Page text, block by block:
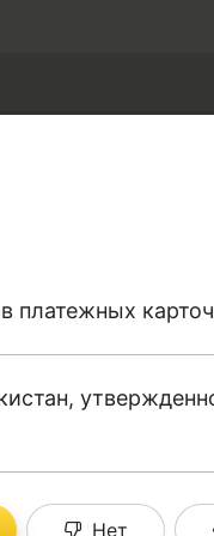
терминов,
платежных
Нет